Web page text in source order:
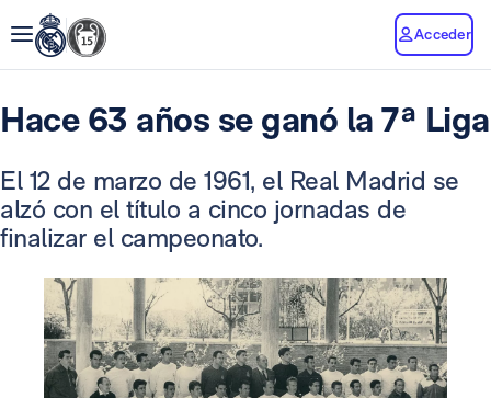
Acceder
Hace 63 años se ganó la 7ª Liga
El 12 de marzo de 1961, el Real Madrid se
alzó con el título a cinco jornadas de
finalizar el campeonato.